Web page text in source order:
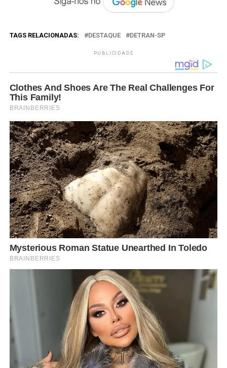
TAGS RELACIONADAS: DESTAQUE DETRAN-SP
PUBLICIDADE